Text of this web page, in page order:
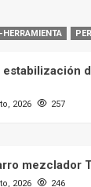
estabilización
2026 257
mezclador
2026 246